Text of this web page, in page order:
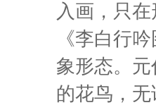
入画，只
《李白行
象形态。
的花鸟，